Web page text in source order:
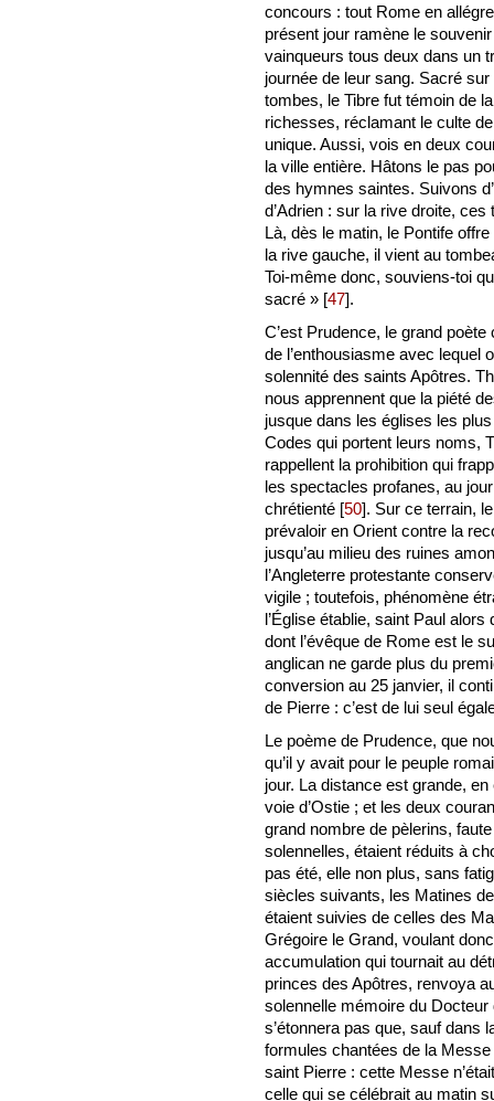
concours : tout Rome en
présent jour ramène le
vainqueurs tous deux dans un
journée de leur sang. Sacré
tombes, le Tibre fut témoin de
richesses, réclamant le culte
unique. Aussi, vois en deux
la ville entière. Hâtons le pas
des hymnes saintes. Suivons
d’Adrien : sur la rive droite,
Là, dès le matin, le Pontife
la rive gauche, il vient au
Toi-même donc, souviens-toi
sacré » [47].
C’est Prudence, le grand
de l’enthousiasme avec lequel
solennité des saints Apôtres.
nous apprennent que la piété
jusque dans les églises les
Codes qui portent leurs noms,
rappellent la prohibition qui
les spectacles profanes, au
chrétienté [50]. Sur ce terrain,
prévaloir en Orient contre la
jusqu’au milieu des ruines
l’Angleterre protestante
vigile ; toutefois, phénomène
l’Église établie, saint Paul
dont l’évêque de Rome est le
anglican ne garde plus du
conversion au 25 janvier, il
de Pierre : c’est de lui seul
Le poème de Prudence, que
qu’il y avait pour le peuple
jour. La distance est grande,
voie d’Ostie ; et les deux
grand nombre de pèlerins,
solennelles, étaient réduits à
pas été, elle non plus, sans
siècles suivants, les Matines
étaient suivies de celles des
Grégoire le Grand, voulant
accumulation qui tournait au
princes des Apôtres, renvoya
solennelle mémoire du
s’étonnera pas que, sauf dans
formules chantées de la
saint Pierre : cette Messe
celle qui se célébrait au matin